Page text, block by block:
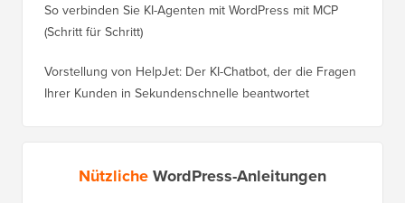
So verbinden Sie KI-Agenten mit WordPress mit MCP
(Schritt für Schritt)
Vorstellung von HelpJet: Der KI-Chatbot, der die Fragen
Ihrer Kunden in Sekundenschnelle beantwortet
NützlicheWordPress-Anleitungen